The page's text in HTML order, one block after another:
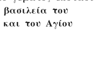
του
του Αγίου